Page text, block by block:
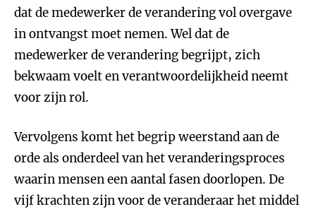
dat de medewerker de verandering vol overgave
in ontvangst moet nemen. Wel dat de
medewerker de verandering begrijpt, zich
bekwaam voelt en verantwoordelijkheid neemt
voor zijn rol.
Vervolgens komt het begrip weerstand aan de
orde als onderdeel van het veranderingsproces
waarin mensen een aantal fasen doorlopen. De
vijf krachten zijn voor de veranderaar het middel